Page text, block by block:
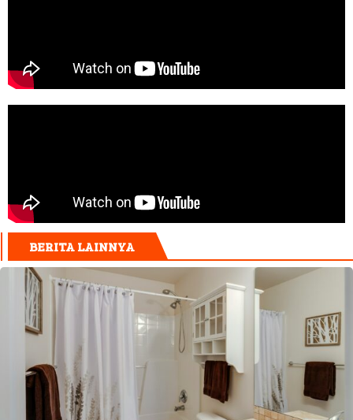
BERITA LAINNYA